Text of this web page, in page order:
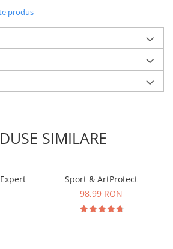
produs
SIMILARE
Sport & ArtProtect
98,99 RON